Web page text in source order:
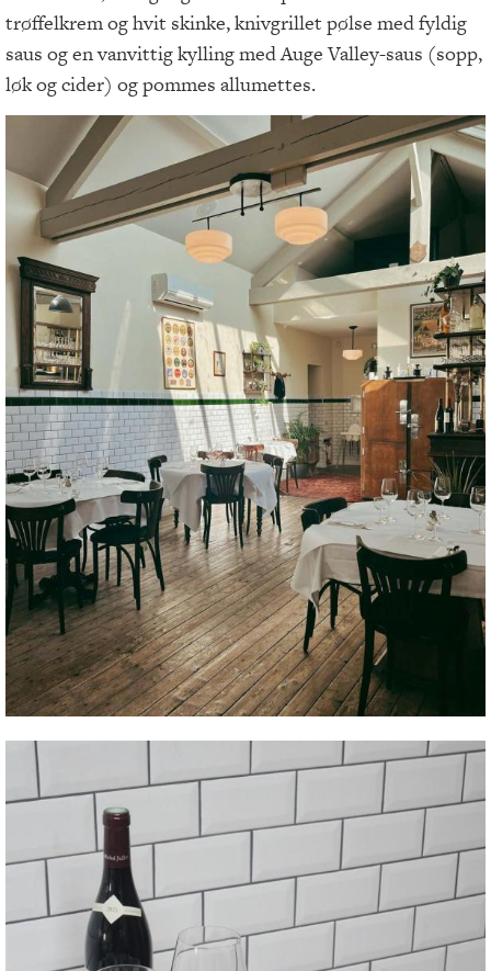
trøffelkrem og hvit skinke, knivgrillet pølse med fyldig
saus og en vanvittig kylling med Auge Valley-saus (sopp,
løk og cider) og pommes allumettes.